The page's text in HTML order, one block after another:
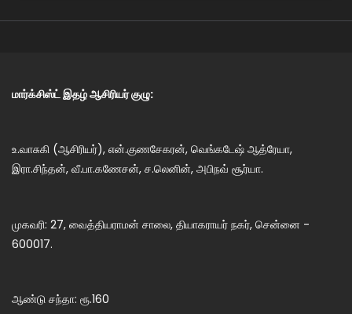
மார்க்சிஸ்ட் இதழ் ஆசிரியர் குழு:
உ.வாசுகி (ஆசிரியர்), என்.குணசேகரன், வெங்கடேஷ் ஆத்ரேயா,
இரா.சிந்தன், வீ.பா.கணேசன், ச.லெனின், அபிநவ் சூர்யா.
முகவரி: 27, வைத்தியராமன் சாலை, தியாகராயர் நகர், சென்னை -
600017.
ஆண்டு சந்தா: ரூ.160